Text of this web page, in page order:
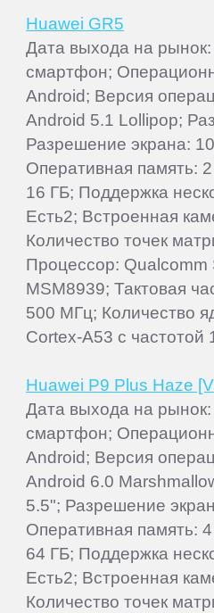
Huawei GR5
Дата выхода на рынок:
смартфон;
Android; Версия
Android 5.1 Lollipop;
Разрешение экрана:
Оперативная память:
16 ГБ; Поддержка
Есть2; Встроенная
Количество точек
Процессор: Qualcomm
MSM8939; Тактовая
500 МГц; Количество
Cortex-A53 с частотой
Huawei P9 Plus Haze
Дата выхода на рынок:
смартфон;
Android; Версия
Android 6.0
5.5"; Разрешение
Оперативная память:
64 ГБ; Поддержка
Есть2; Встроенная
Количество точек